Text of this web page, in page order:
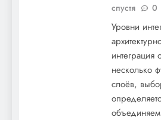
спустя
0
Уровни
интеграция
несколько
слоёв,